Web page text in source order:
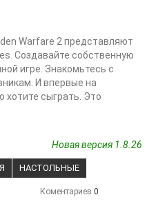
Warfare 2 представляют
Создавайте собственную
игре. Знакомьтесь с
И впервые на
хотите сыграть. Это
Новая версия 1.8.26
НАСТОЛЬНЫЕ
Коментариев 0